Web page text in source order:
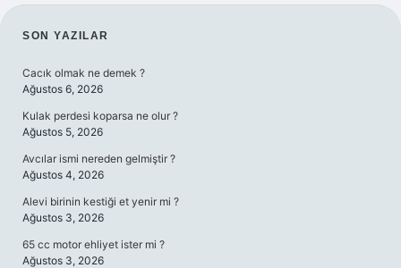
SIDEBAR
SON YAZILAR
Cacık olmak ne demek ?
Ağustos 6, 2026
Kulak perdesi koparsa ne olur ?
Ağustos 5, 2026
Avcılar ismi nereden gelmiştir ?
Ağustos 4, 2026
Alevi birinin kestiği et yenir mi ?
Ağustos 3, 2026
65 cc motor ehliyet ister mi ?
Ağustos 3, 2026